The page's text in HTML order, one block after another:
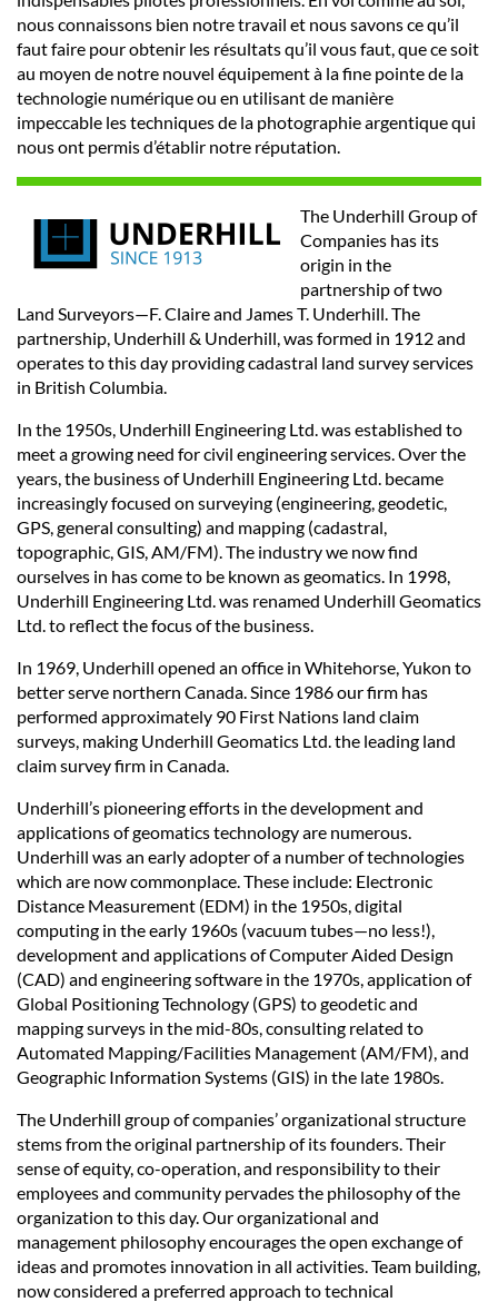
nous connaissons bien notre travail et nous savons ce qu’il
faut faire pour obtenir les résultats qu’il vous faut, que ce soit
au moyen de notre nouvel équipement à la fine pointe de la
technologie numérique ou en utilisant de manière
impeccable les techniques de la photographie argentique qui
nous ont permis d’établir notre réputation.
The Underhill Group of
Companies has its
origin in the
partnership of two
Land Surveyors—F. Claire and James T. Underhill. The
partnership, Underhill & Underhill, was formed in 1912 and
operates to this day providing cadastral land survey services
in British Columbia.
In the 1950s, Underhill Engineering Ltd. was established to
meet a growing need for civil engineering services. Over the
years, the business of Underhill Engineering Ltd. became
increasingly focused on surveying (engineering, geodetic,
GPS, general consulting) and mapping (cadastral,
topographic, GIS, AM/FM). The industry we now find
ourselves in has come to be known as geomatics. In 1998,
Underhill Engineering Ltd. was renamed Underhill Geomatics
Ltd. to reflect the focus of the business.
In 1969, Underhill opened an office in Whitehorse, Yukon to
better serve northern Canada. Since 1986 our firm has
performed approximately 90 First Nations land claim
surveys, making Underhill Geomatics Ltd. the leading land
claim survey firm in Canada.
Underhill’s pioneering efforts in the development and
applications of geomatics technology are numerous.
Underhill was an early adopter of a number of technologies
which are now commonplace. These include: Electronic
Distance Measurement (EDM) in the 1950s, digital
computing in the early 1960s (vacuum tubes—no less!),
development and applications of Computer Aided Design
(CAD) and engineering software in the 1970s, application of
Global Positioning Technology (GPS) to geodetic and
mapping surveys in the mid-80s, consulting related to
Automated Mapping/Facilities Management (AM/FM), and
Geographic Information Systems (GIS) in the late 1980s.
The Underhill group of companies’ organizational structure
stems from the original partnership of its founders. Their
sense of equity, co-operation, and responsibility to their
employees and community pervades the philosophy of the
organization to this day. Our organizational and
management philosophy encourages the open exchange of
ideas and promotes innovation in all activities. Team building,
now considered a preferred approach to technical